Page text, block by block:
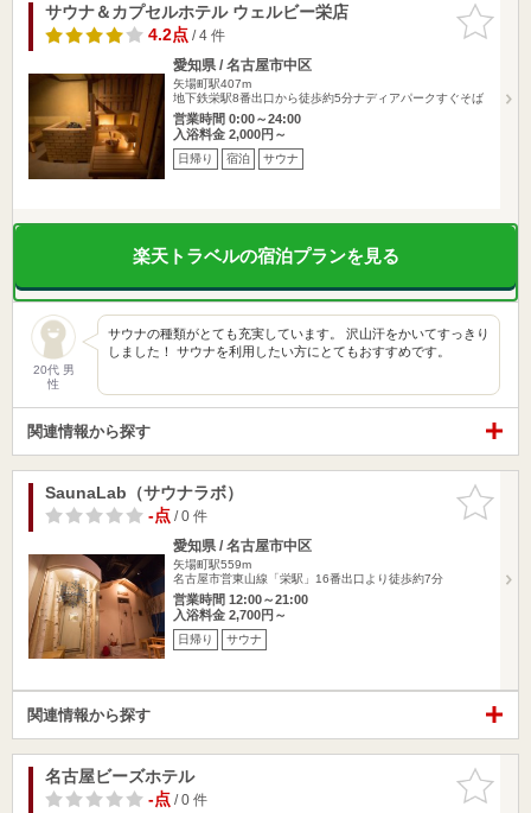
お気に入
りに追加
サウナ＆カプセルホテル ウェルビー栄店
4.2点/ 4 件
愛知県 / 名古屋市中区
矢場町駅407m
地下鉄栄駅8番出口から徒歩約5分ナディアパークすぐそば
営業時間 0:00～24:00
入浴料金 2,000円～
日帰り 宿泊 サウナ
楽天トラベルの宿泊プランを見る
20代 男
性
サウナの種類がとても充実しています。 沢山汗をかいてすっきり
しました！ サウナを利用したい方にとてもおすすめです。
関連情報から探す
お気に入
りに追加
SaunaLab（サウナラボ）
-点/ 0 件
愛知県 / 名古屋市中区
矢場町駅559m
名古屋市営東山線「栄駅」16番出口より徒歩約7分
営業時間 12:00～21:00
入浴料金 2,700円～
日帰り サウナ
関連情報から探す
お気に入
りに追加
名古屋ビーズホテル
-点/ 0 件